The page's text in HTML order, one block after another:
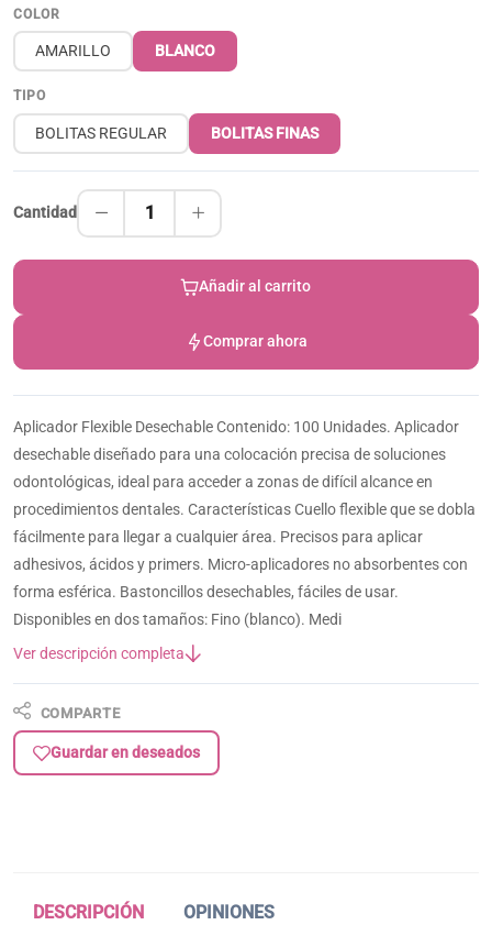
COLOR
AMARILLO BLANCO
TIPO
BOLITAS REGULAR BOLITAS FINAS
Cantidad 1
Añadir al carrito
Comprar ahora
Aplicador Flexible Desechable Contenido: 100 Unidades. Aplicador
desechable diseñado para una colocación precisa de soluciones
odontológicas, ideal para acceder a zonas de difícil alcance en
procedimientos dentales. Características Cuello flexible que se dobla
fácilmente para llegar a cualquier área. Precisos para aplicar
adhesivos, ácidos y primers. Micro-aplicadores no absorbentes con
forma esférica. Bastoncillos desechables, fáciles de usar.
Disponibles en dos tamaños: Fino (blanco). Medi
Ver descripción completa
COMPARTE
Guardar en deseados
DESCRIPCIÓN OPINIONES